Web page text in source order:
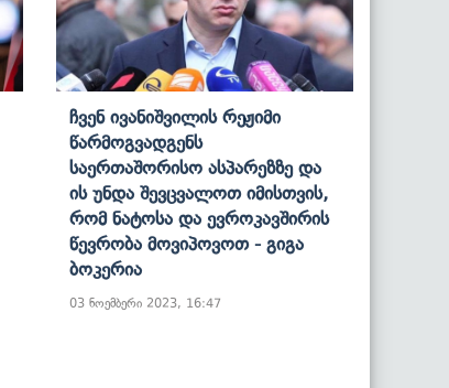
Ჩვენ Ივანიშვილის Რეჟიმი
Წარმოგვადგენს
Საერთაშორისო Ასპარეზზე Და
Ის Უნდა Შევცვალოთ Იმისთვის,
Რომ Ნატოსა Და Ევროკავშირის
Წევრობა Მოვიპოვოთ - Გიგა
Ბოკერია
03 ნოემბერი 2023, 16:47